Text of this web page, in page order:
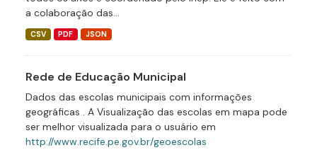
a colaboração das...
CSV PDF JSON
Rede de Educação Municipal
Dados das escolas municipais com informações
geográficas . A Visualização das escolas em mapa pode
ser melhor visualizada para o usuário em
http://www.recife.pe.gov.br/geoescolas